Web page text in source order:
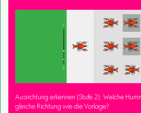
Ausrichtung erkennen (Stufe 2): Welche
gleiche Richtung wie die Vorlage?